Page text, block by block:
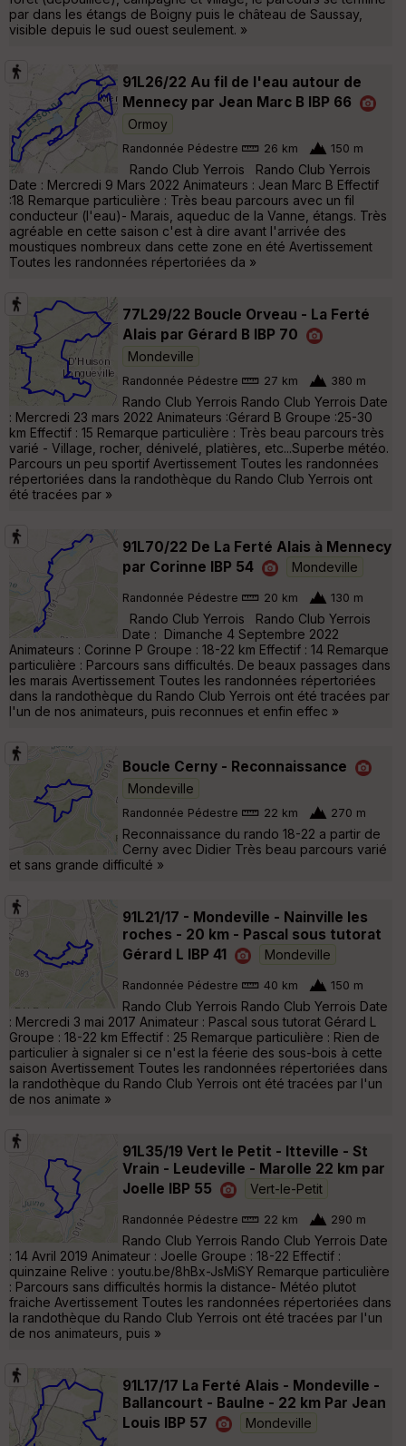
par dans les étangs de Boigny puis le château de Saussay,
visible depuis le sud ouest seulement. »
91L26/22 Au fil de l'eau autour de
Mennecy par Jean Marc B IBP 66
Ormoy
Randonnée Pédestre 26 km 150 m
Rando Club Yerrois Rando Club Yerrois
Date : Mercredi 9 Mars 2022 Animateurs : Jean Marc B Effectif
:18 Remarque particulière : Très beau parcours avec un fil
conducteur (l'eau)- Marais, aqueduc de la Vanne, étangs. Très
agréable en cette saison c'est à dire avant l'arrivée des
moustiques nombreux dans cette zone en été Avertissement
Toutes les randonnées répertoriées da »
77L29/22 Boucle Orveau - La Ferté
Alais par Gérard B IBP 70
Mondeville
Randonnée Pédestre 27 km 380 m
Rando Club Yerrois Rando Club Yerrois Date
: Mercredi 23 mars 2022 Animateurs :Gérard B Groupe :25-30
km Effectif : 15 Remarque particulière : Très beau parcours très
varié - Village, rocher, dénivelé, platières, etc...Superbe météo.
Parcours un peu sportif Avertissement Toutes les randonnées
répertoriées dans la randothèque du Rando Club Yerrois ont
été tracées par »
91L70/22 De La Ferté Alais à Mennecy
par Corinne IBP 54
Mondeville
Randonnée Pédestre 20 km 130 m
Rando Club Yerrois Rando Club Yerrois
Date : Dimanche 4 Septembre 2022
Animateurs : Corinne P Groupe : 18-22 km Effectif : 14 Remarque
particulière : Parcours sans difficultés. De beaux passages dans
les marais Avertissement Toutes les randonnées répertoriées
dans la randothèque du Rando Club Yerrois ont été tracées par
l'un de nos animateurs, puis reconnues et enfin effec »
Boucle Cerny - Reconnaissance
Mondeville
Randonnée Pédestre 22 km 270 m
Reconnaissance du rando 18-22 a partir de
Cerny avec Didier Très beau parcours varié
et sans grande difficulté »
91L21/17 - Mondeville - Nainville les
roches - 20 km - Pascal sous tutorat
Gérard L IBP 41
Mondeville
Randonnée Pédestre 40 km 150 m
Rando Club Yerrois Rando Club Yerrois Date
: Mercredi 3 mai 2017 Animateur : Pascal sous tutorat Gérard L
Groupe : 18-22 km Effectif : 25 Remarque particulière : Rien de
particulier à signaler si ce n'est la féerie des sous-bois à cette
saison Avertissement Toutes les randonnées répertoriées dans
la randothèque du Rando Club Yerrois ont été tracées par l'un
de nos animate »
91L35/19 Vert le Petit - Itteville - St
Vrain - Leudeville - Marolle 22 km par
Joelle IBP 55
Vert-le-Petit
Randonnée Pédestre 22 km 290 m
Rando Club Yerrois Rando Club Yerrois Date
: 14 Avril 2019 Animateur : Joelle Groupe : 18-22 Effectif :
quinzaine Relive : youtu.be/8hBx-JsMiSY Remarque particulière
: Parcours sans difficultés hormis la distance- Météo plutot
fraiche Avertissement Toutes les randonnées répertoriées dans
la randothèque du Rando Club Yerrois ont été tracées par l'un
de nos animateurs, puis »
91L17/17 La Ferté Alais - Mondeville -
Ballancourt - Baulne - 22 km Par Jean
Louis IBP 57
Mondeville